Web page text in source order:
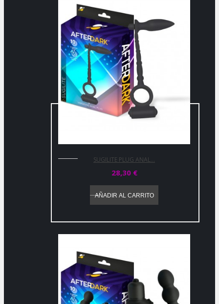
SUGILITE PLUG ANAL...
28,30 €
AÑADIR AL CARRITO